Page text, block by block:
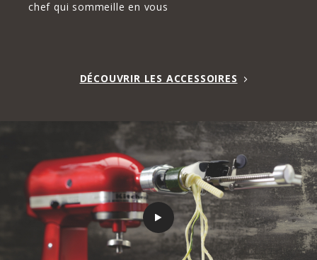
chef qui sommeille en vous
DÉCOUVRIR LES ACCESSOIRES